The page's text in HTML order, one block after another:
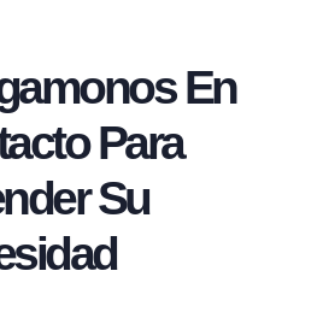
En
Para
Su